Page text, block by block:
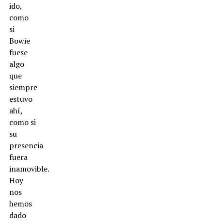
ido,
como
si
Bowie
fuese
algo
que
siempre
estuvo
ahí,
como si
su
presencia
fuera
inamovible.
Hoy
nos
hemos
dado